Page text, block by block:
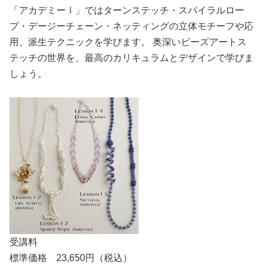
「アカデミーⅠ」ではターンステッチ・スパイラルロー
プ・デージーチェーン・ネッティングの立体モチーフや応
用、派生テクニックを学びます。 奥深いビーズアートス
テッチの世界を、最高のカリキュラムとデザインで学びま
しょう。
受講料
標準価格 23,650円（税込）